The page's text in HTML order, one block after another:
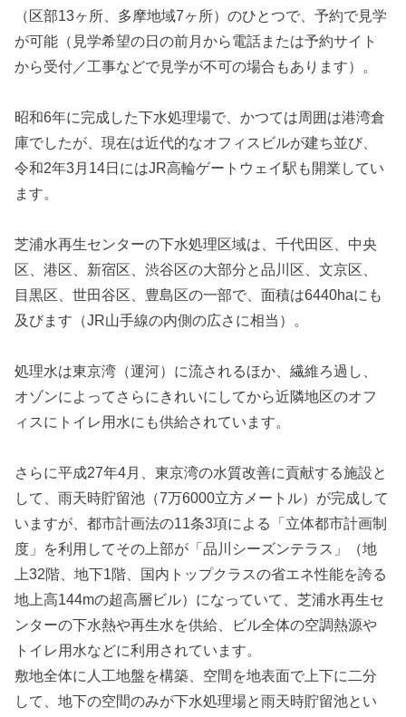
（区部13ヶ所、多摩地域7ヶ所）のひとつで、予約で見学
が可能（見学希望の日の前月から電話または予約サイト
から受付／工事などで見学が不可の場合もあります）。
昭和6年に完成した下水処理場で、かつては周囲は港湾倉
庫でしたが、現在は近代的なオフィスビルが建ち並び、
令和2年3月14日にはJR高輪ゲートウェイ駅も開業してい
ます。
芝浦水再生センターの下水処理区域は、千代田区、中央
区、港区、新宿区、渋谷区の大部分と品川区、文京区、
目黒区、世田谷区、豊島区の一部で、面積は6440haにも
及びます（JR山手線の内側の広さに相当）。
処理水は東京湾（運河）に流されるほか、繊維ろ過し、
オゾンによってさらにきれいにしてから近隣地区のオフ
ィスにトイレ用水にも供給されています。
さらに平成27年4月、東京湾の水質改善に貢献する施設と
して、雨天時貯留池（7万6000立方メートル）が完成して
いますが、都市計画法の11条3項による「立体都市計画制
度」を利用してその上部が「品川シーズンテラス」（地
上32階、地下1階、国内トップクラスの省エネ性能を誇る
地上高144mの超高層ビル）になっていて、芝浦水再生セ
ンターの下水熱や再生水を供給、ビル全体の空調熱源や
トイレ用水などに利用されています。
敷地全体に人工地盤を構築、空間を地表面で上下に二分
して、地下の空間のみが下水処理場と雨天時貯留池とい